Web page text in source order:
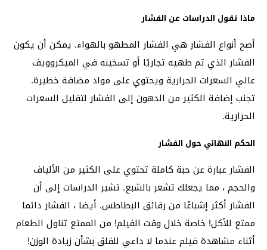
ماذا تقول الدراسات عن الفشار
أصح أنواع الفشار هي الفشار المطهو ​​بالهواء. يمكن أن يكون
الفشار الذي تم طهيه تجاريًا أو تسخينه في الميكروويف
عالي السعرات الحرارية ويحتوي على مواد مضافة خطيرة.
تجنب إضافة الكثير من الدهون إلى الفشار لتقليل السعرات
الحرارية.
الحكم النهائي حول الفشار
الفشار عبارة عن حبة كاملة تحتوي على الكثير من الألياف
والحجم ، مما يجعلك تشعر بالشبع. تشير الدراسات إلى أن
الفشار أكثر إشباعًا من رقائق البطاطس. أيضا ، الفشار دائما
ممتع للأكل! خاصة خلال وقت الفيلم! من الممتع تناول الطعام
أثناء مشاهدة فيلم عندما لا داعي للقلق بشأن زيادة الوزن!